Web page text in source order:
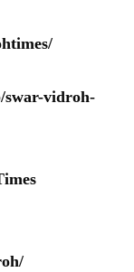
vidroh-